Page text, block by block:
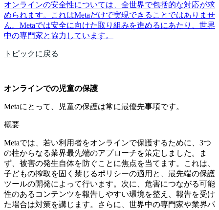
オンラインの安全性については、全世界で包括的な対応が求
められます。これはMetaだけで実現できることではありませ
ん。Metaでは安全に向けた取り組みを進めるにあたり、世界
中の専門家と協力しています。
トピックに戻る
オンラインでの児童の保護
Metaにとって、児童の保護は常に最優先事項です。
概要
Metaでは、若い利用者をオンラインで保護するために、3つ
の柱からなる業界最先端のアプローチを策定しました。ま
ず、被害の発生自体を防ぐことに焦点を当てます。これは、
子どもの搾取を固く禁じるポリシーの適用と、最先端の保護
ツールの開発によって行います。次に、危害につながる可能
性のあるコンテンツを報告しやすい環境を整え、報告を受け
た場合は対策を講じます。さらに、世界中の専門家や業界パ